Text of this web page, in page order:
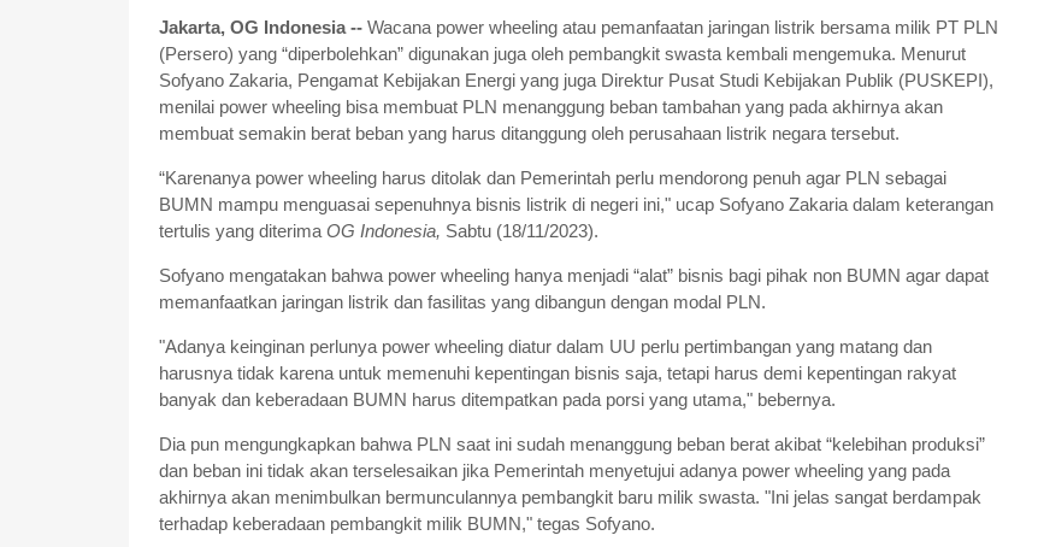
Jakarta, OG Indonesia -- Wacana power wheeling atau pemanfaatan jaringan listrik bersama milik PT PLN
(Persero) yang “diperbolehkan” digunakan juga oleh pembangkit swasta kembali mengemuka. Menurut
Sofyano Zakaria, Pengamat Kebijakan Energi yang juga Direktur Pusat Studi Kebijakan Publik (PUSKEPI),
menilai power wheeling bisa membuat PLN menanggung beban tambahan yang pada akhirnya akan
membuat semakin berat beban yang harus ditanggung oleh perusahaan listrik negara tersebut.
“Karenanya power wheeling harus ditolak dan Pemerintah perlu mendorong penuh agar PLN sebagai
BUMN mampu menguasai sepenuhnya bisnis listrik di negeri ini," ucap Sofyano Zakaria dalam keterangan
tertulis yang diterima OG Indonesia, Sabtu (18/11/2023).
Sofyano mengatakan bahwa power wheeling hanya menjadi “alat” bisnis bagi pihak non BUMN agar dapat
memanfaatkan jaringan listrik dan fasilitas yang dibangun dengan modal PLN.
"Adanya keinginan perlunya power wheeling diatur dalam UU perlu pertimbangan yang matang dan
harusnya tidak karena untuk memenuhi kepentingan bisnis saja, tetapi harus demi kepentingan rakyat
banyak dan keberadaan BUMN harus ditempatkan pada porsi yang utama," bebernya.
Dia pun mengungkapkan bahwa PLN saat ini sudah menanggung beban berat akibat “kelebihan produksi”
dan beban ini tidak akan terselesaikan jika Pemerintah menyetujui adanya power wheeling yang pada
akhirnya akan menimbulkan bermunculannya pembangkit baru milik swasta. "Ini jelas sangat berdampak
terhadap keberadaan pembangkit milik BUMN," tegas Sofyano.